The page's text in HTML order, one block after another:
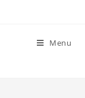
Menu